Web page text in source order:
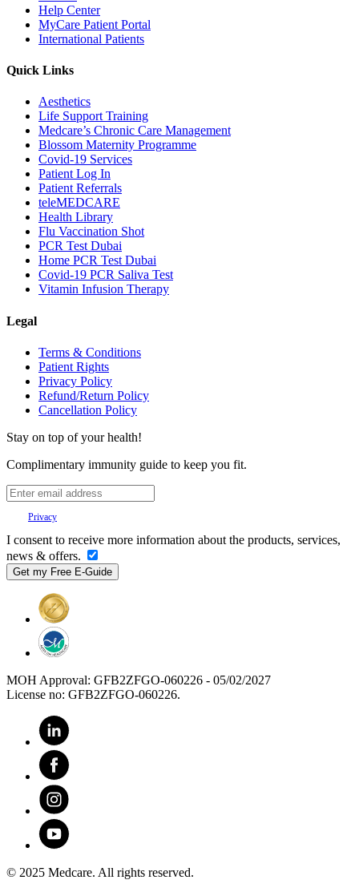
Help Center
MyCare Patient Portal
International Patients
Quick Links
Aesthetics
Life Support Training
Medcare’s Chronic Care Management
Blossom Maternity Programme
Covid-19 Services
Patient Log In
Patient Referrals
teleMEDCARE
Health Library
Flu Vaccination Shot
PCR Test Dubai
Home PCR Test Dubai
Covid-19 PCR Saliva Test
Vitamin Infusion Therapy
Legal
Terms & Conditions
Patient Rights
Privacy Policy
Refund/Return Policy
Cancellation Policy
Stay on top of your health!
Complimentary immunity guide to keep you fit.
Privacy
I consent to receive more information about the products, services,
news & offers.
MOH Approval: GFB2ZFGO-060226 - 05/02/2027
License no: GFB2ZFGO-060226.
© 2025 Medcare. All rights reserved.